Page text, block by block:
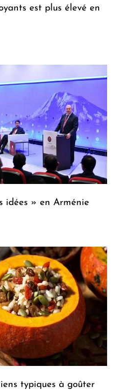
est plus élevé en
idées » en Arménie
typiques à goûter